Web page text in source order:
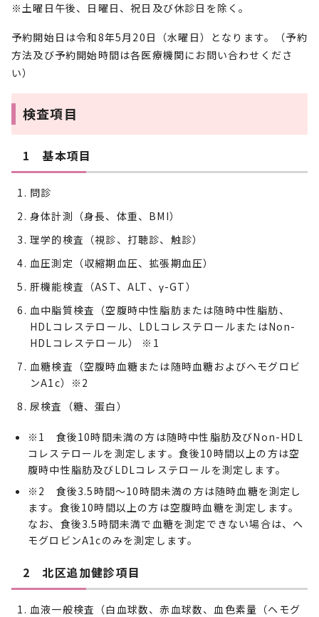
※土曜日午後、日曜日、祝日及び休診日を除く。
予約開始日は令和8年5月20日（水曜日）となります。（予約
方法及び予約開始時間は各医療機関にお問い合わせくださ
い）
検査項目
1 基本項目
問診
身体計測（身長、体重、BMI）
理学的検査（視診、打聴診、触診）
血圧測定（収縮期血圧、拡張期血圧）
肝機能検査（AST、ALT、γ-GT）
血中脂質検査（空腹時中性脂肪または随時中性脂肪、
HDLコレステロール、LDLコレステロールまたはNon-
HDLコレステロール） ※1
血糖検査（空腹時血糖または随時血糖およびヘモグロビ
ンA1c）※2
尿検査（糖、蛋白）
※1 食後10時間未満の方は随時中性脂肪及びNon-HDL
コレステロールを測定します。食後10時間以上の方は空
腹時中性脂肪及びLDLコレステロールを測定します。
※2 食後3.5時間～10時間未満の方は随時血糖を測定し
ます。食後10時間以上の方は空腹時血糖を測定します。
なお、食後3.5時間未満で血糖を測定できない場合は、ヘ
モグロビンA1cのみを測定します。
2 北区追加健診項目
血液一般検査（白血球数、赤血球数、血色素量（ヘモグ